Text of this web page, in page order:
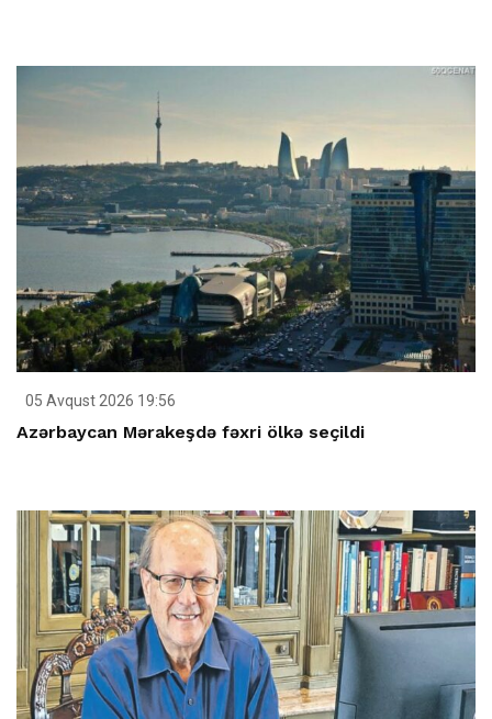
05 Avqust 2026 19:56
Azərbaycan Mərakeşdə fəxri ölkə seçildi